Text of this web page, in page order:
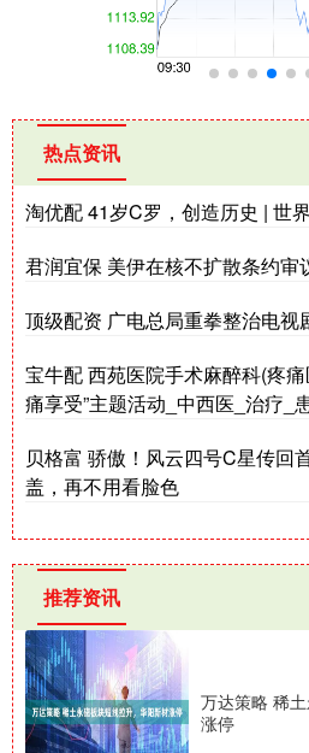
热点资讯
淘优配 41岁C罗，创造历史 | 世
君润宜保 美伊在核不扩散条约审
顶级配资 广电总局重拳整治电视
宝牛配 西苑医院手术麻醉科(疼
痛享受”主题活动_中西医_治疗_
贝格富 骄傲！风云四号C星传回
盖，再不用看脸色
推荐资讯
万达策略 稀
涨停